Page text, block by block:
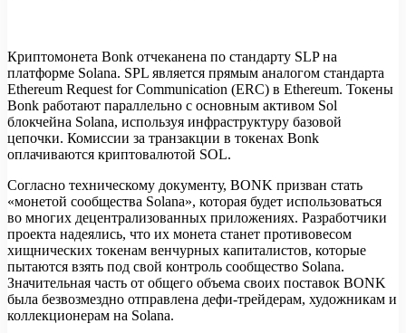
Криптомонета Bonk отчеканена по стандарту SLP на
платформе Solana. SPL является прямым аналогом стандарта
Ethereum Request for Communication (ERC) в Ethereum. Токены
Bonk работают параллельно с основным активом Sol
блокчейна Solana, используя инфраструктуру базовой
цепочки. Комиссии за транзакции в токенах Bonk
оплачиваются криптовалютой SOL.
Согласно техническому документу, BONK призван стать
«монетой сообщества Solana», которая будет использоваться
во многих децентрализованных приложениях. Разработчики
проекта надеялись, что их монета станет противовесом
хищнических токенам венчурных капиталистов, которые
пытаются взять под свой контроль сообщество Solana.
Значительная часть от общего объема своих поставок BONK
была безвозмездно отправлена дефи-трейдерам, художникам и
коллекционерам на Solana.